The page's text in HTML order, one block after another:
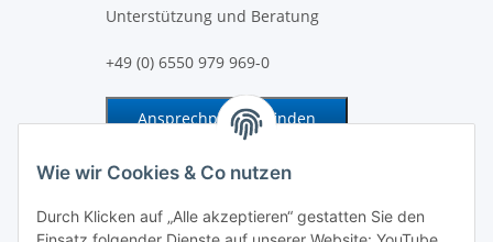
Wie wir Cookies & Co nutzen
Durch Klicken auf „Alle akzeptieren“ gestatten Sie den
Unterstützung und Beratung
+49 (0) 6550 979 969-0
Ansprechpartner finden
Information und Service
Zahlung und Versand